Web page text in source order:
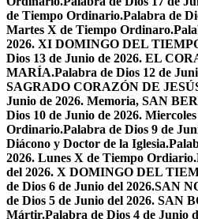
de Tiempo Ordinario.Palabra de
Martes X de Tiempo Ordinaro.
2026. XI DOMINGO DEL
Dios 13 de Junio de 2026. EL
MARÍA.Palabra de Dios 12 de
SAGRADO CORAZÓN DE
Junio de 2026. Memoria, SAN
Dios 10 de Junio de 2026.
Ordinario.Palabra de Dios 9 de
Diácono y Doctor de la Iglesia.
2026. Lunes X de Tiempo Ordiario.
del 2026. X DOMINGO DEL
de Dios 6 de Junio del 2026.SAN
de Dios 5 de Junio del 2026. SAN
Mártir.Palabra de Dios 4 de Junio